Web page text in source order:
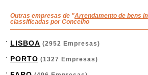
Outras empresas de "Arrendamento de bens
classificadas por Concelho
LISBOA (2952 Empresas)
PORTO (1327 Empresas)